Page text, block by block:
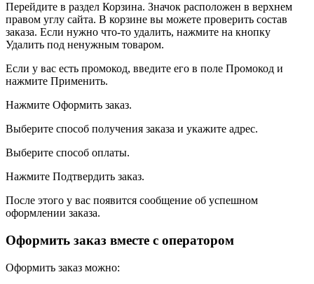
Перейдите в раздел Корзина. Значок расположен в верхнем
правом углу сайта. В корзине вы можете проверить состав
заказа. Если нужно что-то удалить, нажмите на кнопку
Удалить под ненужным товаром.
Если у вас есть промокод, введите его в поле Промокод и
нажмите Применить.
Нажмите Оформить заказ.
Выберите способ получения заказа и укажите адрес.
Выберите способ оплаты.
Нажмите Подтвердить заказ.
После этого у вас появится сообщение об успешном
оформлении заказа.
Оформить заказ вместе с оператором
Оформить заказ можно: